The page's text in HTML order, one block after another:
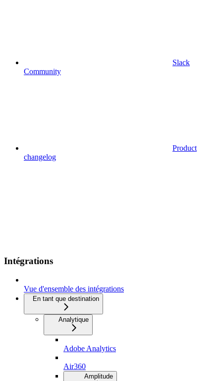
Slack
Community
Product
changelog
Intégrations
Vue d'ensemble des intégrations
En tant que destination
Analytique
Adobe Analytics
Air360
Amplitude